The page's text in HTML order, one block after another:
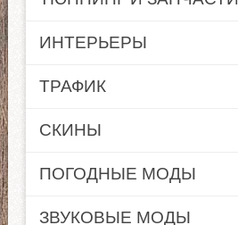
ИНТЕРЬЕРЫ
ТРАФИК
СКИНЫ
ПОГОДНЫЕ МОДЫ
ЗВУКОВЫЕ МОДЫ